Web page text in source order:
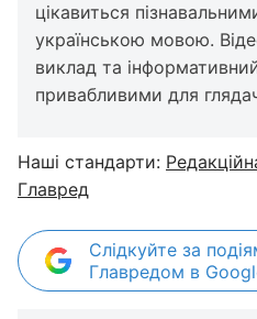
цікавиться
українською мовою.
виклад та
привабливими для
Наші стандарти:
Главред
Слідкуйте за
Главредом в